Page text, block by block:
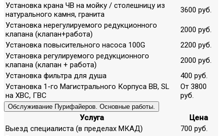
Установка крана ЧВ на мойку / столешницу из
натурального камня, гранита
3600 руб.
Установка нерегулируемого редукционного
клапана (клапан+работа)
2000 руб.
Установка повысительного насоса 100G
2200 руб.
Установка регулируемого редукционного
клапана (клапан + работа)
2000 руб.
Установка фильтра для душа
400 руб.
Установка 1-го Магистрального Корпуса ВВ, SL
на ХВС, ГВС
От 3800
руб.
Обслуживание Пурифайеров. Основные работы.
Услуга
Цена
Выезд специалиста (в пределах МКАД)
700 руб.